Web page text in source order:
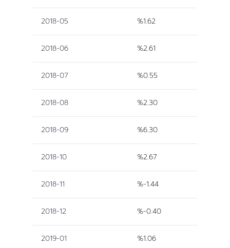
2018-05 %1.62
2018-06 %2.61
2018-07 %0.55
2018-08 %2.30
2018-09 %6.30
2018-10 %2.67
2018-11 %-1.44
2018-12 %-0.40
2019-01 %1.06